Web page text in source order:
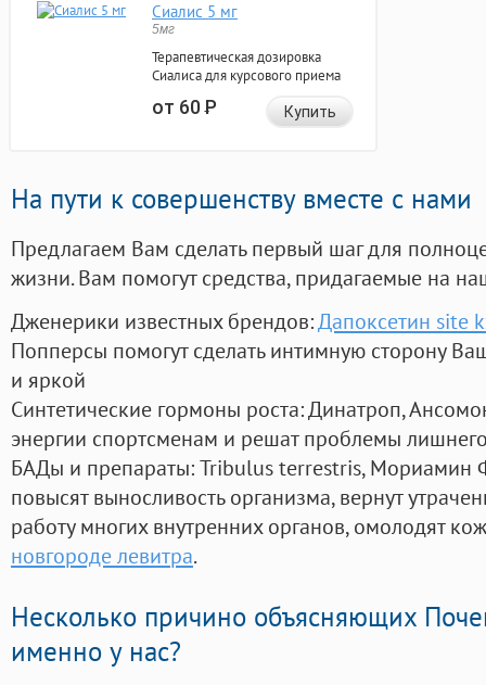
Сиалис 5 мг
5мг
Терапевтическая дозировка
Сиалиса для курсового приема
от 60Р Купить
На пути к совершенству вместе с нами
Предлагаем Вам сделать первый шаг для
жизни. Вам помогут средства, придагаемые на
Дженерики известных брендов:Дапоксетин site
Попперсы помогут сделать интимную сторону
и яркой
Синтетические гормоны роста: Динатроп,
энергии спортсменам и решат проблемы
БАДы и препараты:Tribulus terrestris, Мориамин
повысят выносливость организма, вернут
работу многих внутренних органов, омолодят
новгороде левитра.
Несколько причино объясняющих
именно у нас?